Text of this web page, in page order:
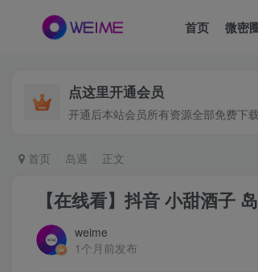
首页 微密
点这里开通会员
首页 岛遇 正文
【在线看】抖音 小甜酒子
weime
1个月前发布